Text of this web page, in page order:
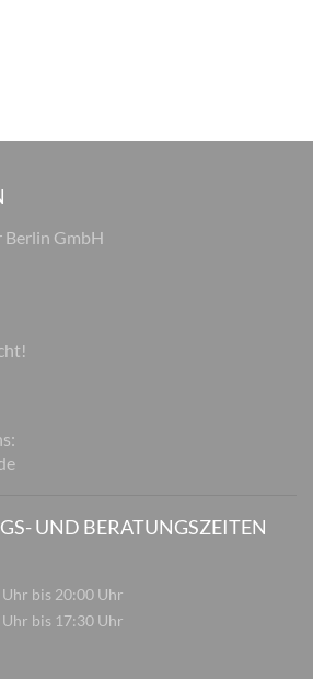
Berlin GmbH
UND BERATUNGSZEITEN
bis 20:00 Uhr
bis 17:30 Uhr